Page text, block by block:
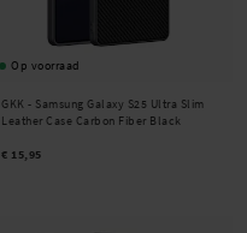
Op voorraad
GKK - Samsung Galaxy S25 Ultra Slim
Leather Case Carbon Fiber Black
€ 15,95